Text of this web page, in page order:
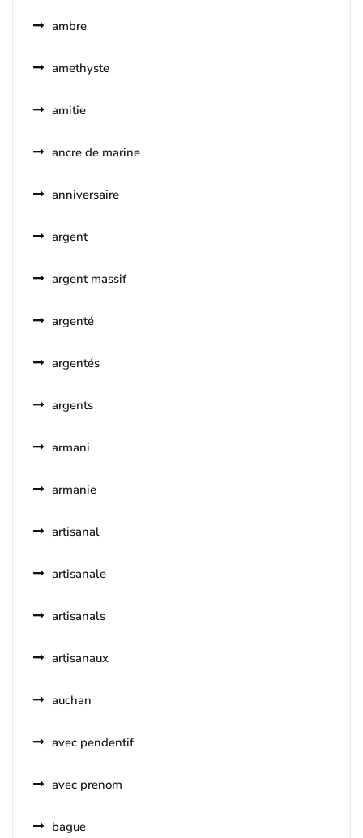
ambre
amethyste
amitie
ancre de marine
anniversaire
argent
argent massif
argenté
argentés
argents
armani
armanie
artisanal
artisanale
artisanals
artisanaux
auchan
avec pendentif
avec prenom
bague